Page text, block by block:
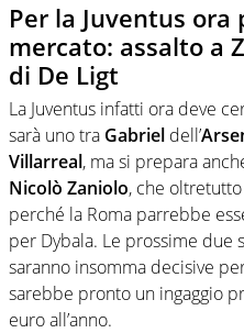
Per la Juventus
mercato: assalto a
di De Ligt
La Juventus infatti ora deve
sarà uno tra Gabriel dell’
Villarreal, ma si prepara
Nicolò Zaniolo, che
perché la Roma parrebbe
per Dybala. Le prossime
saranno insomma decisive
sarebbe pronto un ingaggio
euro all’anno.